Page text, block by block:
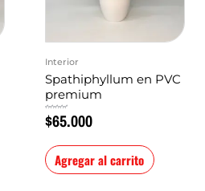
Interior
Spathiphyllum en PVC
premium
en
0
de
$65.000
Agregar al carrito